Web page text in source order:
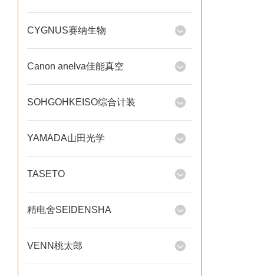
CYGNUS赛纳生物
Canon anelva佳能真空
SOHGOHKEISO综合计装
YAMADA山田光学
TASETO
精电舍SEIDENSHA
VENN桃太郎